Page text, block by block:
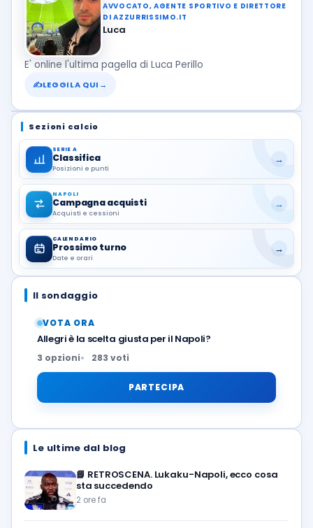
AVVOCATO, AGENTE SPORTIVO E DIRETTORE
DI AZZURRISSIMO.IT
Luca
E' online l'ultima pagella di Luca Perillo
✍LEGGILA QUI →
Sezioni calcio
SERIE A
Classifica
Posizioni e punti
→
NAPOLI
Campagna acquisti
Acquisti e cessioni
→
CALENDARIO
Prossimo turno
Date e orari
→
Il sondaggio
VOTA ORA
Allegri è la scelta giusta per il Napoli?
3 opzioni 283 voti
PARTECIPA
Le ultime dal blog
📘 RETROSCENA. Lukaku-Napoli, ecco cosa
sta succedendo
2 ore fa